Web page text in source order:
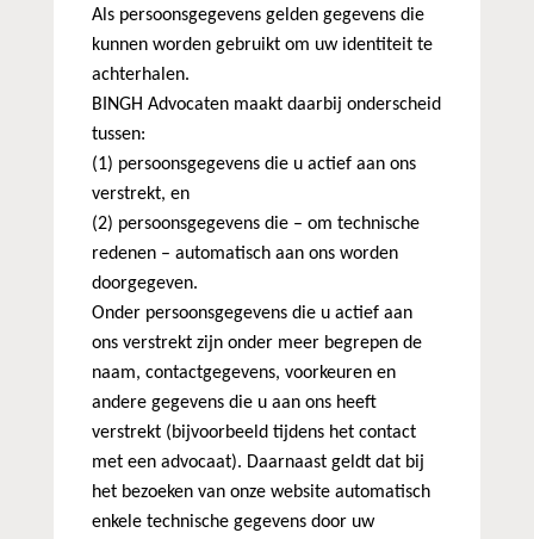
Als persoonsgegevens gelden gegevens die
kunnen worden gebruikt om uw identiteit te
achterhalen.
BINGH Advocaten maakt daarbij onderscheid
tussen:
(1) persoonsgegevens die u actief aan ons
verstrekt, en
(2) persoonsgegevens die – om technische
redenen – automatisch aan ons worden
doorgegeven.
Onder persoonsgegevens die u actief aan
ons verstrekt zijn onder meer begrepen de
naam, contactgegevens, voorkeuren en
andere gegevens die u aan ons heeft
verstrekt (bijvoorbeeld tijdens het contact
met een advocaat). Daarnaast geldt dat bij
het bezoeken van onze website automatisch
enkele technische gegevens door uw